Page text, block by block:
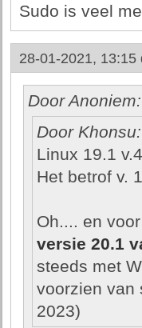
Sudo is veel
28-01-2021, 13:15
Door Anoniem:
Door Khonsu:
Linux 19.1
Het betrof v.
Oh.... en
versie 20.1
steeds met
voorzien van
2023)